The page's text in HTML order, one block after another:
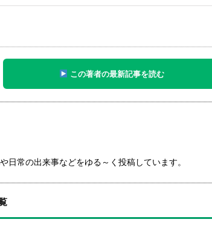
この著者の最新記事を読む
常の出来事などをゆる～く投稿しています。